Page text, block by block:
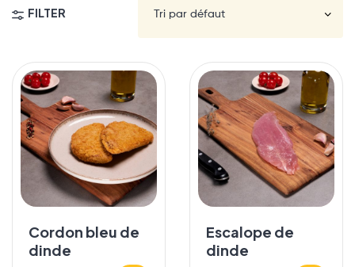
FILTER
Cordon bleu de
dinde
Escalope de
dinde